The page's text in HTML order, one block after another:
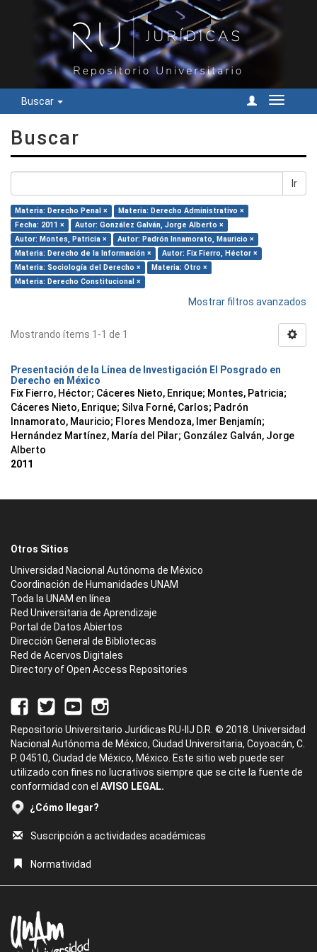
Buscar
Cambiar
Buscar
Ir
Materia: Derecho Penal ×
Materia: Derecho Administrativo ×
Fecha: 2011 ×
Autor: González Galván, Jorge Alberto ×
Autor: Montes, Patricia ×
Autor: Padrón Innamorato, Mauricio ×
Materia: Derecho de la Información ×
Autor: Fix Fierro, Héctor ×
Materia: Sociología del Derecho ×
Materia: Otro ×
Materia: Derecho Constitucional ×
Mostrar filtros avanzados
Mostrando ítems 1-1 de 1
Presentación de la Línea de Investigación El Posgrado en
Derecho en México
Fix Fierro, Héctor; Cáceres Nieto, Enrique; Montes, Patricia;
Cáceres Nieto, Enrique; Silva Forné, Carlos; Padrón
Innamorato, Mauricio; Flores Mendoza, Imer Benjamín;
Hernández Martínez, María del Pilar; González Galván, Jorge
Alberto
2011
Otros Sitios
Universidad Nacional Autónoma de México
Coordinación de Humanidades UNAM
Toda la UNAM en línea
Red Universitaria de Aprendizaje
Portal de Datos Abiertos
Dirección General de Bibliotecas
Red de Acervos Digitales
Directory of Open Access Repositories
Repositorio Universitario Jurídicas RU-IIJ D.R. © 2018. Universidad
Nacional Autónoma de México, Ciudad Universitaria, Coyoacán, C.
P. 04510, Ciudad de México, México. Este sitio web puede ser
utilizado con fines no lucrativos siempre que se cite la fuente de
conformidad con el AVISO LEGAL.
¿Cómo llegar?
Suscripción a actividades académicas
Normatividad